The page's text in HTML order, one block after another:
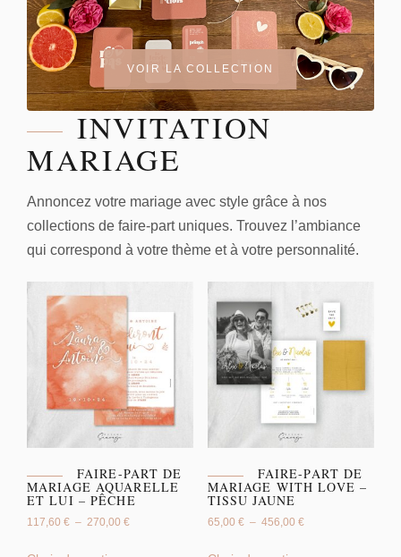
VOIR LA COLLECTION
INVITATION
MARIAGE
Annoncez votre mariage avec style grâce à nos
collections de faire-part uniques. Trouvez l’ambiance
qui correspond à votre thème et à votre personnalité.
FAIRE-PART DE
MARIAGE AQUARELLE
ET LUI – PÊCHE
117,60 € – 270,00 €
FAIRE-PART DE
MARIAGE WITH LOVE –
TISSU JAUNE
65,00 € – 456,00 €